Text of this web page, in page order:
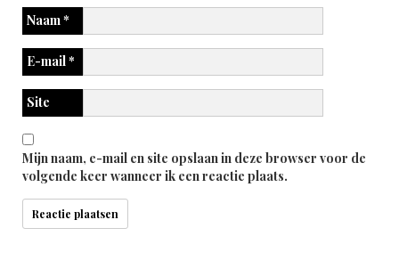
Naam*
E-mail*
Site
Mijn naam, e-mail en site opslaan in deze browser voor de
volgende keer wanneer ik een reactie plaats.